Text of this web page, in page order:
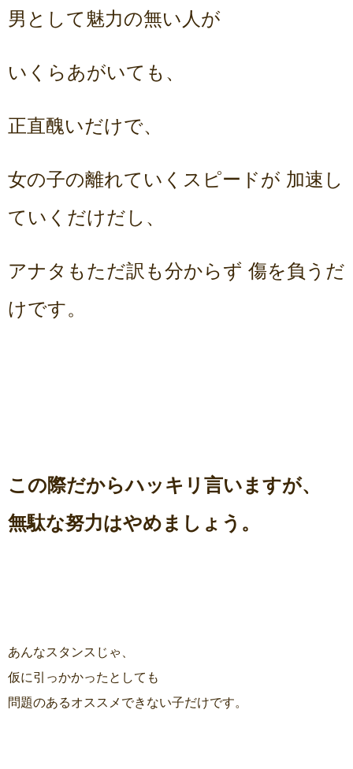
男として魅力の無い人が
いくらあがいても、
正直醜いだけで、
女の子の離れていくスピードが 加速し
ていくだけだし、
アナタもただ訳も分からず 傷を負うだ
けです。
この際だからハッキリ言いますが、
無駄な努力はやめましょう。
あんなスタンスじゃ、
仮に引っかかったとしても
問題のあるオススメできない子だけです。